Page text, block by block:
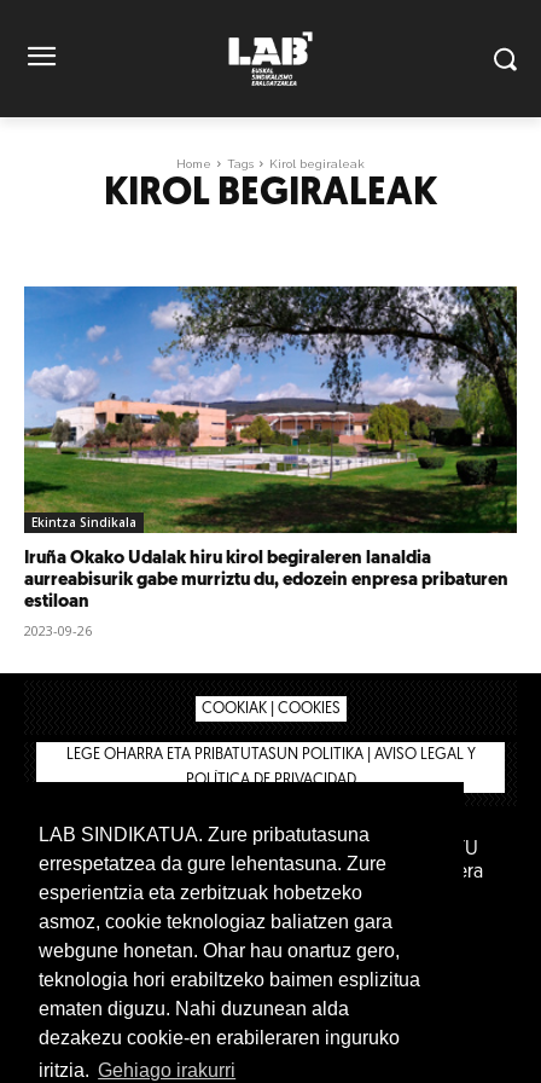
Home Tags Kirol begiraleak
KIROL BEGIRALEAK
Ekintza Sindikala
Iruña Okako Udalak hiru kirol begiraleren lanaldia
aurreabisurik gabe murriztu du, edozein enpresa pribaturen
estiloan
2023-09-26
COOKIAK | COOKIES
LEGE OHARRA ETA PRIBATUTASUN POLITIKA | AVISO LEGAL Y
POLÍTICA DE PRIVACIDAD
IPAR HEGOA FUNDAZIOA
AFILIATU
DENDA
BARNE GUNEA 🔑 Euskara Gaztelera
LAB SINDIKATUA. Zure pribatutasuna
errespetatzea da gure lehentasuna. Zure
esperientzia eta zerbitzuak hobetzeko
asmoz, cookie teknologiaz baliatzen gara
webgune honetan. Ohar hau onartuz gero,
teknologia hori erabiltzeko baimen esplizitua
ematen diguzu. Nahi duzunean alda
dezakezu cookie-en erabileraren inguruko
iritzia. Gehiago irakurri